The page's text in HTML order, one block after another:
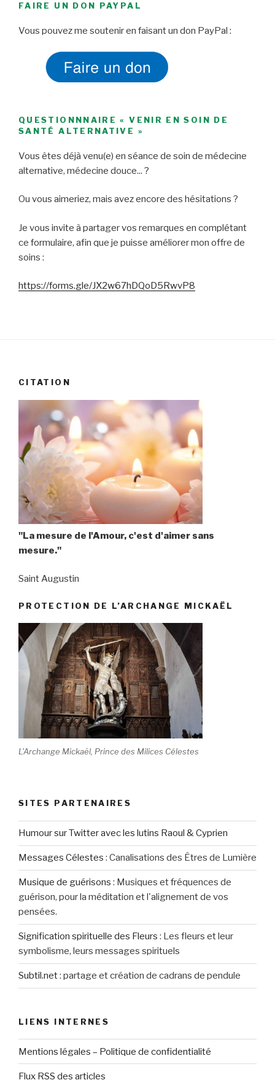
FAIRE UN DON PAYPAL
Vous pouvez me soutenir en faisant un don PayPal :
QUESTIONNNAIRE « VENIR EN SOIN DE
SANTÉ ALTERNATIVE »
Vous êtes déjà venu(e) en séance de soin de médecine
alternative, médecine douce... ?
Ou vous aimeriez, mais avez encore des hésitations ?
Je vous invite à partager vos remarques en complétant
ce formulaire, afin que je puisse améliorer mon offre de
soins :
https://forms.gle/JX2w67hDQoD5RwvP8
CITATION
"La mesure de l'Amour, c'est d'aimer sans
mesure."
Saint Augustin
PROTECTION DE L’ARCHANGE MICKAËL
L'Archange Mickaël, Prince des Milices Célestes
SITES PARTENAIRES
Humour sur Twitter avec les lutins Raoul & Cyprien
Messages Célestes : Canalisations des Êtres de Lumière
Musique de guérisons : Musiques et fréquences de
guérison, pour la méditation et l'alignement de vos
pensées.
Signification spirituelle des Fleurs : Les fleurs et leur
symbolisme, leurs messages spirituels
Subtil.net: partage et création de cadrans de pendule
LIENS INTERNES
Mentions légales – Politique de confidentialité
Flux RSS des articles